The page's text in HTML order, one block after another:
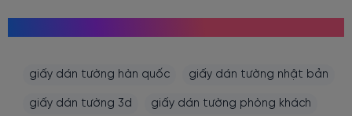
giấy dán tường hàn quốc giấy dán tường nhật bản
giấy dán tường 3d giấy dán tường phòng khách